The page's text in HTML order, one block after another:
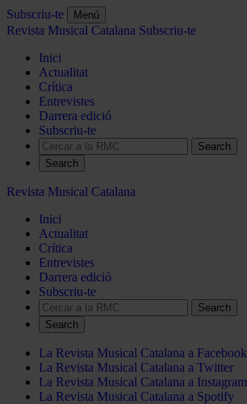
Subscriu-te Menú
Revista Musical Catalana Subscriu-te
Inici
Actualitat
Crítica
Entrevistes
Darrera edició
Subscriu-te
Search
Revista Musical Catalana
Inici
Actualitat
Crítica
Entrevistes
Darrera edició
Subscriu-te
Search
La Revista Musical Catalana a Facebook
La Revista Musical Catalana a Twitter
La Revista Musical Catalana a Instagram
La Revista Musical Catalana a Spotify